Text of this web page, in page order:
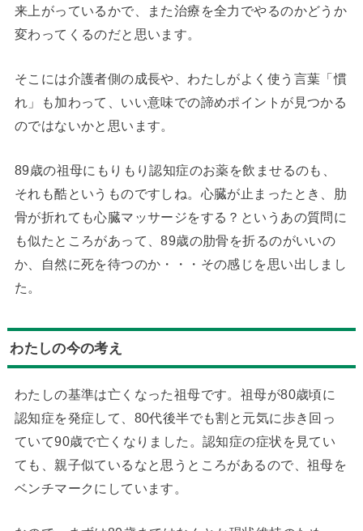
来上がっているかで、また治療を全力でやるのかどうか
変わってくるのだと思います。
そこには介護者側の成長や、わたしがよく使う言葉「慣
れ」も加わって、いい意味での諦めポイントが見つかる
のではないかと思います。
89歳の祖母にもりもり認知症のお薬を飲ませるのも、
それも酷というものですしね。心臓が止まったとき、肋
骨が折れても心臓マッサージをする？というあの質問に
も似たところがあって、89歳の肋骨を折るのがいいの
か、自然に死を待つのか・・・その感じを思い出しまし
た。
わたしの今の考え
わたしの基準は亡くなった祖母です。祖母が80歳頃に
認知症を発症して、80代後半でも割と元気に歩き回っ
ていて90歳で亡くなりました。認知症の症状を見てい
ても、親子似ているなと思うところがあるので、祖母を
ベンチマークにしています。